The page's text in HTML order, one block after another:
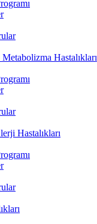
Hastalıkları
Hastalıkları